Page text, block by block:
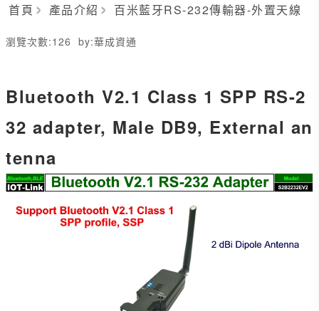
首頁 產品介紹 百米藍牙RS-232傳輸器-外置天線
瀏覽次數:126 by:華成資通
Bluetooth V2.1 Class 1 SPP RS-2
32 adapter, Male DB9, External an
tenna